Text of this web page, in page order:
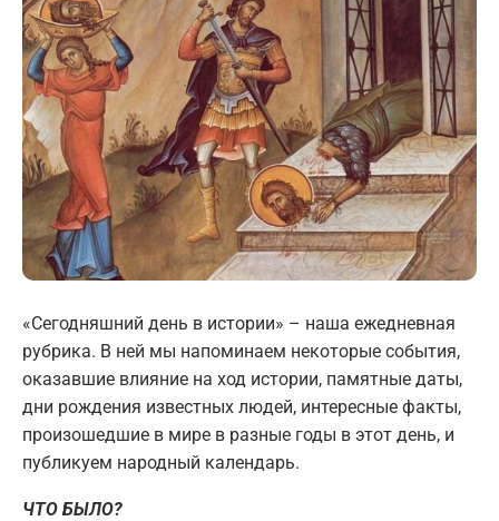
«Сегодняшний день в истории» – наша ежедневная
рубрика. В ней мы напоминаем некоторые события,
оказавшие влияние на ход истории, памятные даты,
дни рождения известных людей, интересные факты,
произошедшие в мире в разные годы в этот день, и
публикуем народный календарь.
ЧТО БЫЛО?